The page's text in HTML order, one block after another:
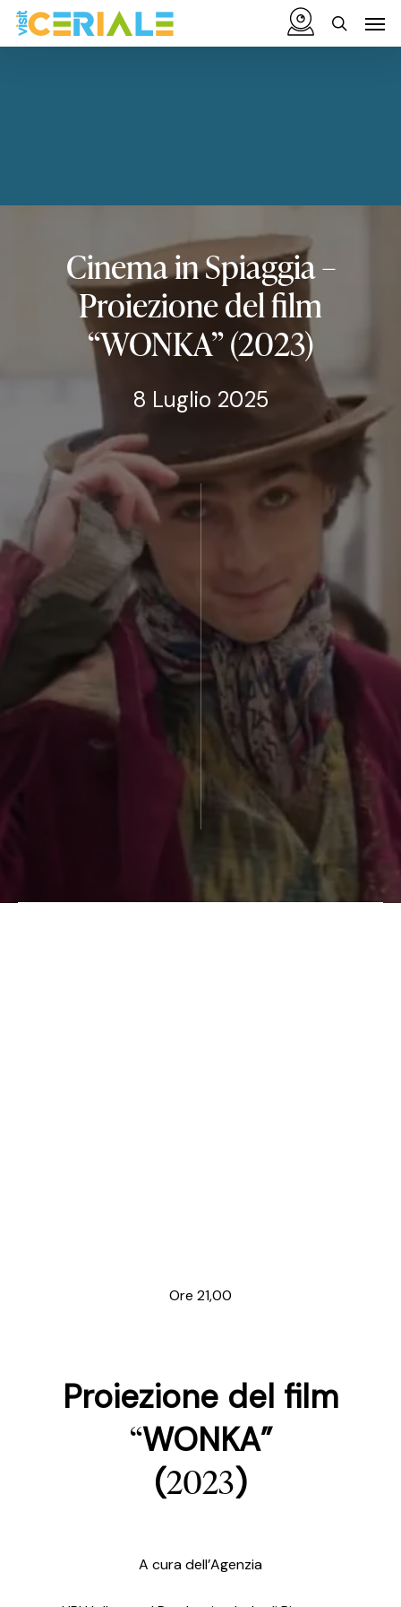
Vai
contenuto
CinemainSpiaggia–
Proiezionedelfilm
“WONKA”(2023)
8 Luglio 2025
Ore 21,00
Proiezione del film
“WONKA”
(2023)
A cura dell’Agenzia